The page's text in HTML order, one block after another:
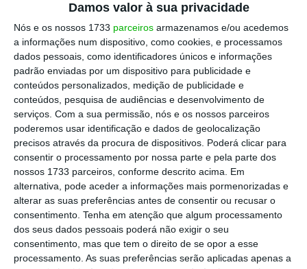
Damos valor à sua privacidade
Nós e os nossos 1733 parceiros armazenamos e/ou acedemos
a informações num dispositivo, como cookies, e processamos
dados pessoais, como identificadores únicos e informações
padrão enviadas por um dispositivo para publicidade e
conteúdos personalizados, medição de publicidade e
conteúdos, pesquisa de audiências e desenvolvimento de
serviços. Com a sua permissão, nós e os nossos parceiros
poderemos usar identificação e dados de geolocalização
precisos através da procura de dispositivos. Poderá clicar para
consentir o processamento por nossa parte e pela parte dos
nossos 1733 parceiros, conforme descrito acima. Em
alternativa, pode aceder a informações mais pormenorizadas e
alterar as suas preferências antes de consentir ou recusar o
consentimento. Tenha em atenção que algum processamento
dos seus dados pessoais poderá não exigir o seu
consentimento, mas que tem o direito de se opor a esse
processamento. As suas preferências serão aplicadas apenas a
Assine o ECO Premium
No momento em que a informação é
mais importante do que nunca, apoie
o jornalismo independente e rigoroso.
De que forma? Assine o ECO Premium e
tenha acesso a notícias exclusivas, à
opinião que conta, às reportagens e
especiais que mostram o outro lado da